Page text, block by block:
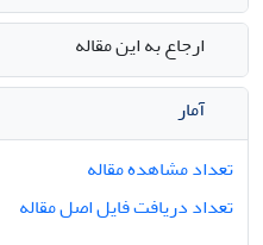
ارجاع به این مقاله
آمار
تعداد مشاهده مقاله
تعداد دریافت فایل اصل مقاله